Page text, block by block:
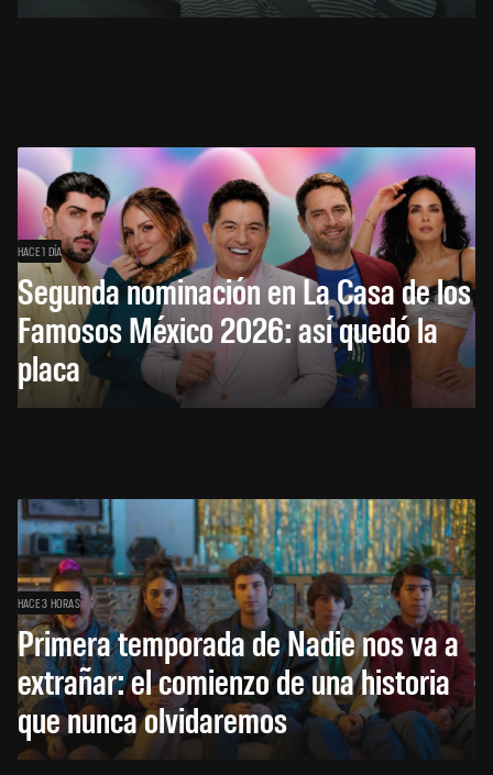
HACE 1 DÍA
Segunda nominación en La Casa de los
Famosos México 2026: así quedó la
placa
HACE 3 HORAS
Primera temporada de Nadie nos va a
extrañar: el comienzo de una historia
que nunca olvidaremos